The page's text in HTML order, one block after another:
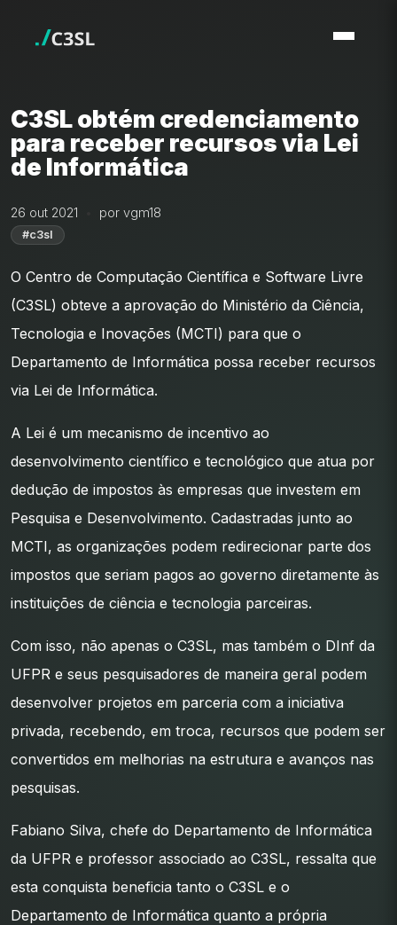
C3SL obtém credenciamento
para receber recursos via Lei
de Informática
26 out 2021 por vgm18
#c3sl
O Centro de Computação Científica e Software Livre
(C3SL) obteve a aprovação do Ministério da Ciência,
Tecnologia e Inovações (MCTI) para que o
Departamento de Informática possa receber recursos
via Lei de Informática.
A Lei é um mecanismo de incentivo ao
desenvolvimento científico e tecnológico que atua por
dedução de impostos às empresas que investem em
Pesquisa e Desenvolvimento. Cadastradas junto ao
MCTI, as organizações podem redirecionar parte dos
impostos que seriam pagos ao governo diretamente às
instituições de ciência e tecnologia parceiras.
Com isso, não apenas o C3SL, mas também o DInf da
UFPR e seus pesquisadores de maneira geral podem
desenvolver projetos em parceria com a iniciativa
privada, recebendo, em troca, recursos que podem ser
convertidos em melhorias na estrutura e avanços nas
pesquisas.
Fabiano Silva, chefe do Departamento de Informática
da UFPR e professor associado ao C3SL, ressalta que
esta conquista beneficia tanto o C3SL e o
Departamento de Informática quanto a própria